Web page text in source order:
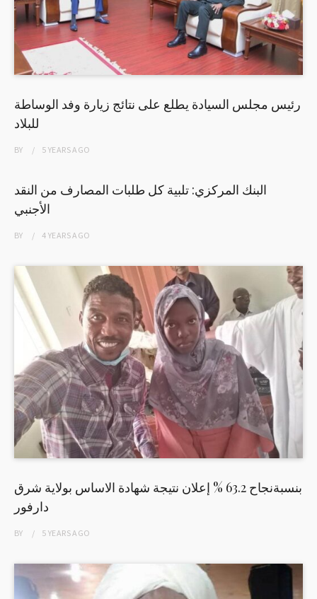
رئيس مجلس السيادة يطلع على نتائج زيارة وفد الوساطة
للبلاد
BY 5 YEARSAGO
البنك المركزي: تلبية كل طلبات المصارف من النقد
الأجنبي
BY 4 YEARSAGO
بنسبةنجاح 63.2 % إعلان نتيجة شهادة الاساس بولاية شرق
دارفور
BY 5 YEARSAGO